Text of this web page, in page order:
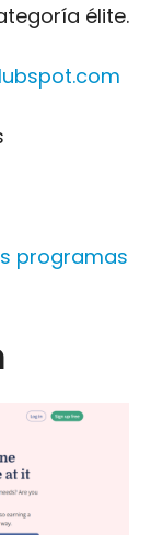
élite.
programas